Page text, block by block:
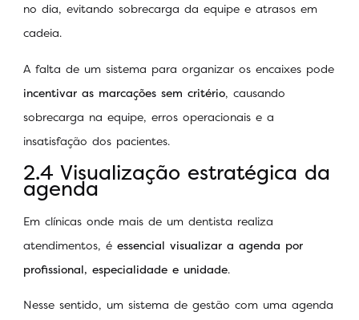
no dia, evitando sobrecarga da equipe e atrasos em
cadeia.
A falta de um sistema para organizar os encaixes pode
incentivar as marcações sem critério, causando
sobrecarga na equipe, erros operacionais e a
insatisfação dos pacientes.
2.4 Visualização estratégica da
agenda
Em clínicas onde mais de um dentista realiza
atendimentos, é essencial visualizar a agenda por
profissional, especialidade e unidade.
Nesse sentido, um sistema de gestão com uma agenda